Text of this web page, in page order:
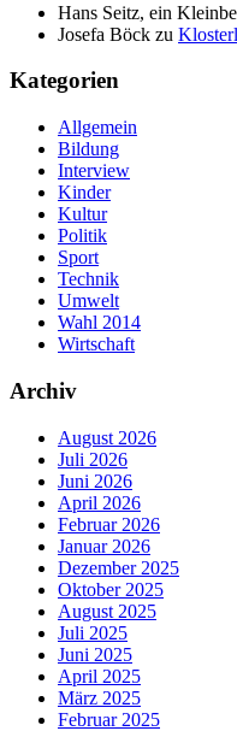
Hans Seitz, ein
Josefa Böck zu
Kategorien
Allgemein
Bildung
Interview
Kinder
Kultur
Politik
Sport
Technik
Umwelt
Wahl 2014
Wirtschaft
Archiv
August 2026
Juli 2026
Juni 2026
April 2026
Februar 2026
Januar 2026
Dezember 2025
Oktober 2025
August 2025
Juli 2025
Juni 2025
April 2025
März 2025
Februar 2025